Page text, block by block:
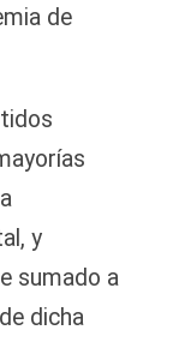
de
y
sumado a
dicha